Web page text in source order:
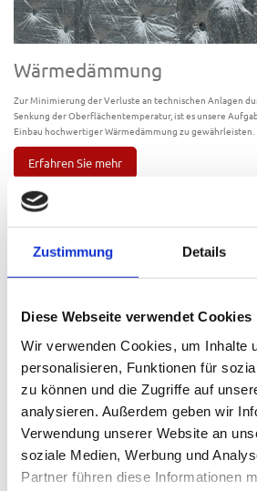
Zustimmung Details
Diese Webseite verwendet Cookies
Wir verwenden Cookies, um Inhalte
personalisieren, Funktionen für
zu können und die Zugriffe auf
analysieren. Außerdem geben wir
Verwendung unserer Website an
soziale Medien, Werbung und
Partner führen diese Informationen
Wärmedämmung
Zur Minimierung der Verluste an technischen Anlagen
Senkung der Oberflächentemperatur, ist es unsere
Einbau hochwertiger Wärmedämmung zu gewährleisten.
Erfahren Sie mehr
Kältedämmung